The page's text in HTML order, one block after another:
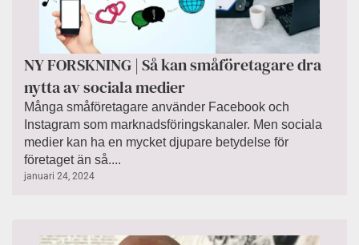
NY FORSKNING | Så kan småföretagare dra
nytta av sociala medier
Många småföretagare använder Facebook och
Instagram som marknadsföringskanaler. Men sociala
medier kan ha en mycket djupare betydelse för
företaget än så....
januari 24, 2024